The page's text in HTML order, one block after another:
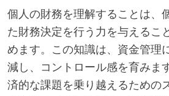
個人の財務を理解することは、
た財務決定を行う力を与えるこ
めます。この知識は、資金管理
減し、コントロール感を育みま
済的な課題を乗り越えるための